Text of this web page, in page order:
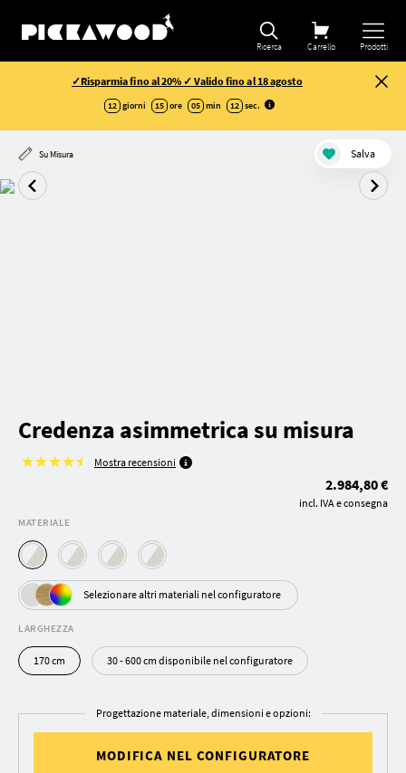
Ricerca Carrello Prodotti
✓Risparmia fino al 20% ✓ Valido fino al 18 agosto
12 giorni 15 ore 05 min 11 sec.
Su Misura Salva
Credenza asimmetrica su misura
Mostra recensioni
2.984,80 €
incl. IVA e consegna
MATERIALE
Selezionare altri materiali nel configuratore
LARGHEZZA
170 cm 30 - 600 cm disponibile nel configuratore
Progettazione materiale, dimensioni e opzioni:
MODIFICA NEL CONFIGURATORE